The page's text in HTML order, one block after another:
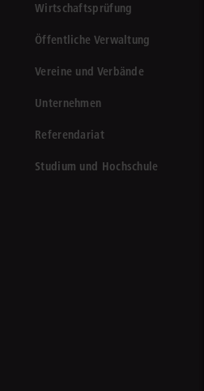
Wirtschaftsprüfung
Öffentliche Verwaltung
Vereine und Verbände
Unternehmen
Referendariat
Studium und Hochschule